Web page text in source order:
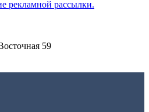
рекламной рассылки.
59